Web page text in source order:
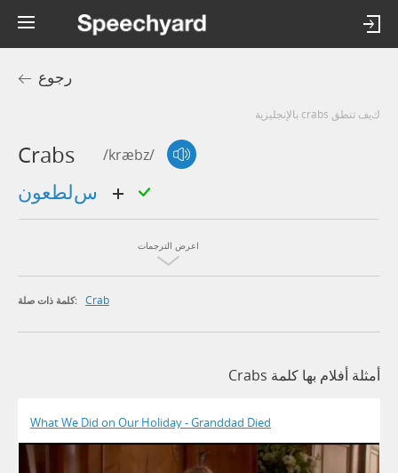
رجوع
كيف تنطق crabs بالإنجليزية
Crabs /kræbz/
اعرض الترجمات
كلمة ذات صلة: Crab
أمثلة أفلام بها كلمة Crabs
What We Did on Our Holiday - Granddad Died